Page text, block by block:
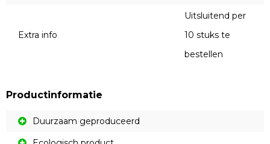
Extra info
Uitsluitend per
10 stuks te
bestellen
Productinformatie
Duurzaam geproduceerd